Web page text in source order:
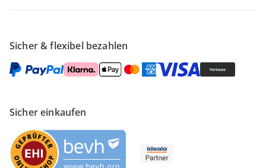
Sicher & flexibel bezahlen
Sicher einkaufen